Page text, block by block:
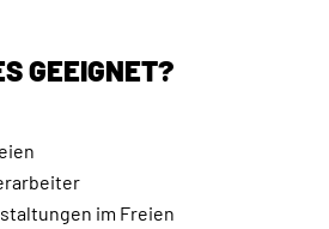
GEEIGNET?
im Freien